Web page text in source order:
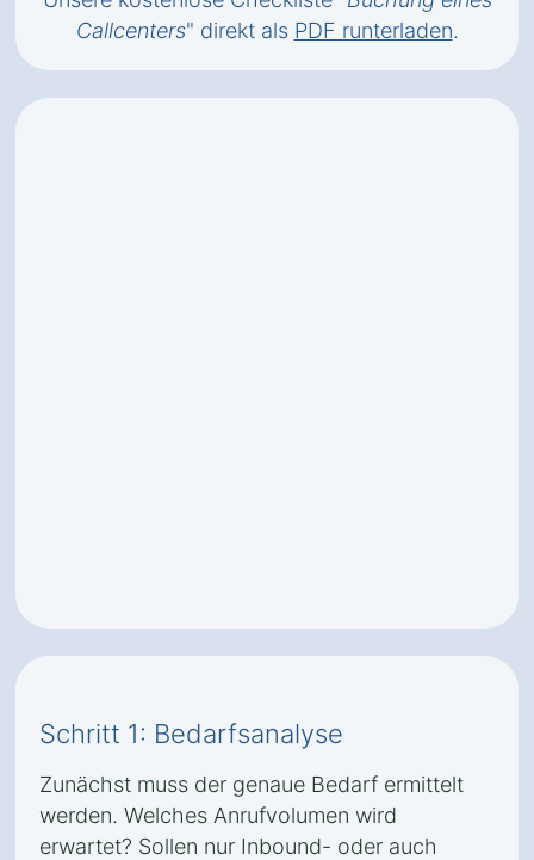
Callcenters" direkt als PDF runterladen.
Schritt 1: Bedarfsanalyse
Zunächst muss der genaue Bedarf ermittelt
werden. Welches Anrufvolumen wird
erwartet? Sollen nur Inbound- oder auch